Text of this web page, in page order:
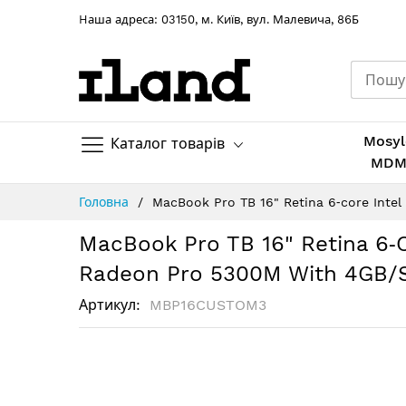
Hаша адреса: 03150, м. Київ, вул. Малевича, 86Б
Каталог товарів
MDM
Головна MacBook Pro TB 16" Retina 6‑core
MacBook Pro TB 16" Retina
Radeon Pro 5300M With 4GB/
Артикул MBP16CUSTOM3